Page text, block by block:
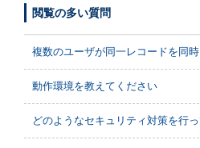
閲覧の多い質問
複数のユーザが同一レコードを同
動作環境を教えてください
どのようなセキュリティ対策を行